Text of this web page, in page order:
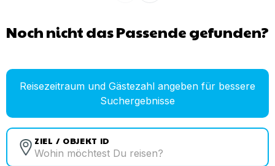
Noch nicht das Passende gefunden?
Reisezeitraum und Gästezahl angeben für bessere
Suchergebnisse
ZIEL / OBJEKT ID